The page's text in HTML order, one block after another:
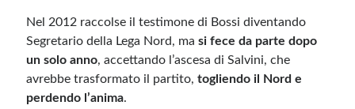
Nel 2012 raccolse il testimone di Bossi diventando
Segretario della Lega Nord, masi fece da parte dopo
un solo anno, accettando l’ascesa di Salvini, che
avrebbe trasformato il partito,togliendo il Nord e
perdendo l’anima.